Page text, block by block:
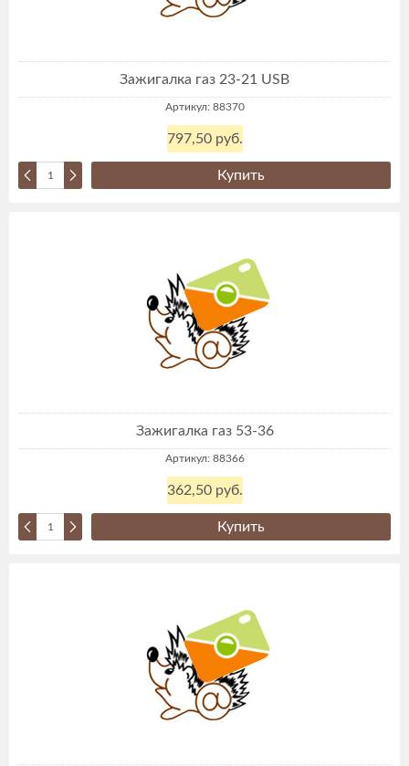
Зажигалка газ 23-21 USB
Артикул: 88370
797,50 руб.
Купить
Зажигалка газ 53-36
Артикул: 88366
362,50 руб.
Купить